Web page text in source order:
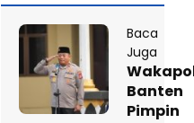
Baca
Juga
Banten
Pimpin